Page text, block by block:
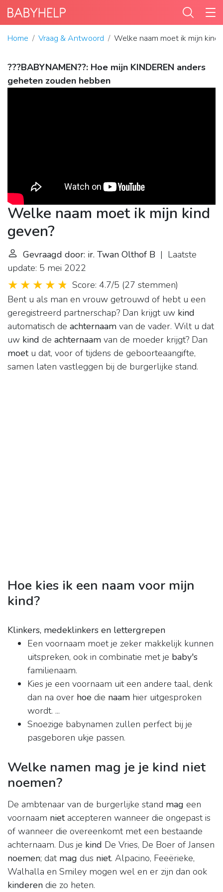
Home Vraag & Antwoord Welke naam moet ik mijn kind
???BABYNAMEN??: Hoe mijn KINDEREN anders
geheten zouden hebben
Welke naam moet ik mijn kind
geven?
Gevraagd door: ir. Twan Olthof B | Laatste
update: 5 mei 2022
Score: 4.7/5 (27 stemmen)
Bent u als man en vrouw getrouwd of hebt u een
geregistreerd partnerschap? Dan krijgt uw kind
automatisch de achternaam van de vader. Wilt u dat
uw kind de achternaam van de moeder krijgt? Dan
moetu dat, voor of tijdens de geboorteaangifte,
samen laten vastleggen bij de burgerlijke stand.
Hoe kies ik een naam voor mijn
kind?
Klinkers, medeklinkers en lettergrepen
Een voornaam moet je zeker makkelijk kunnen
uitspreken, ook in combinatie met je baby's
familienaam.
Kies je een voornaam uit een andere taal, denk
dan na over hoe die naam hier uitgesproken
wordt. ...
Snoezige babynamen zullen perfect bij je
pasgeboren ukje passen.
Welke namen mag je je kind niet
noemen?
De ambtenaar van de burgerlijke stand mag een
voornaam nietaccepteren wanneer die ongepast is
of wanneer die overeenkomt met een bestaande
achternaam. Dus je kind De Vries, De Boer of Jansen
noemen; dat mag dus niet. Alpacino, Feeërieke,
Walhalla en Smiley mogen wel en er zijn dan ook
kinderen die zo heten.